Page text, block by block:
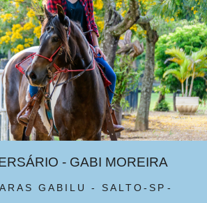
GABILU - SALTO-SP
- GABI MOREIRA